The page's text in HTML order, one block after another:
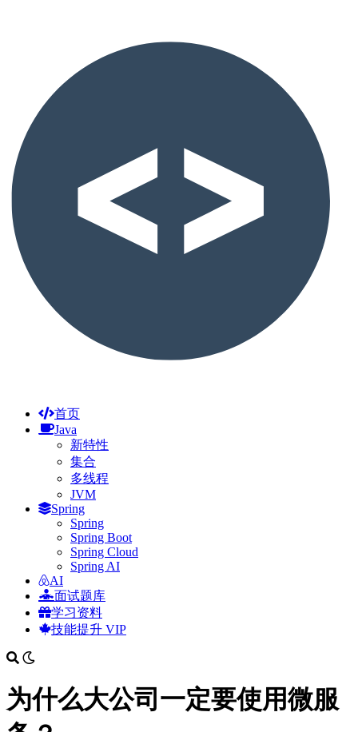
首页
Java
新特性
集合
多线程
JVM
Spring
Spring
Spring Boot
Spring Cloud
Spring AI
AI
面试题库
学习资料
技能提升 VIP
为什么大公司一定要使用微服